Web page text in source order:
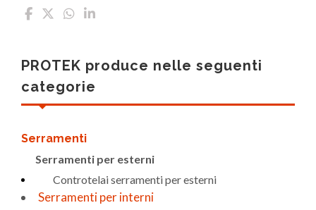
PROTEK produce nelle seguenti
categorie
Serramenti
Serramenti per esterni
Controtelai serramenti per esterni
Serramenti per interni